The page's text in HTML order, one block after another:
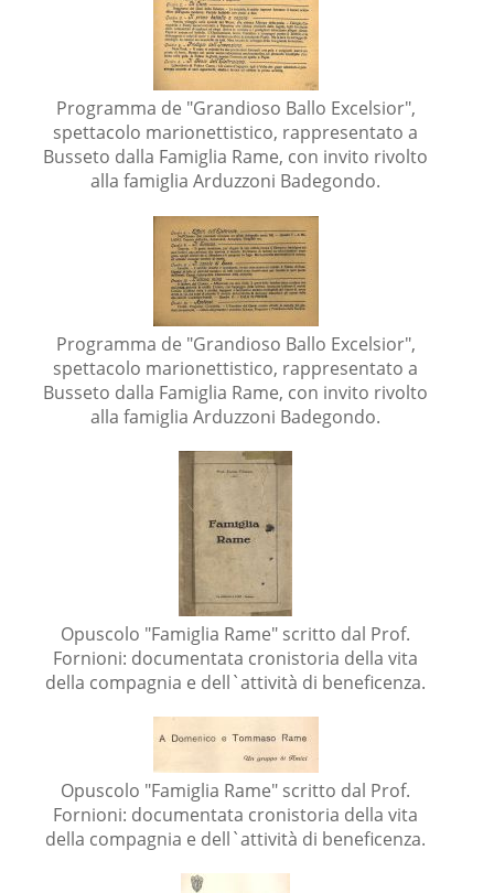
Programma de "Grandioso Ballo Excelsior",
spettacolo marionettistico, rappresentato a
Busseto dalla Famiglia Rame, con invito rivolto
alla famiglia Arduzzoni Badegondo.
Programma de "Grandioso Ballo Excelsior",
spettacolo marionettistico, rappresentato a
Busseto dalla Famiglia Rame, con invito rivolto
alla famiglia Arduzzoni Badegondo.
Opuscolo "Famiglia Rame" scritto dal Prof.
Fornioni: documentata cronistoria della vita
della compagnia e dell`attività di beneficenza.
Opuscolo "Famiglia Rame" scritto dal Prof.
Fornioni: documentata cronistoria della vita
della compagnia e dell`attività di beneficenza.